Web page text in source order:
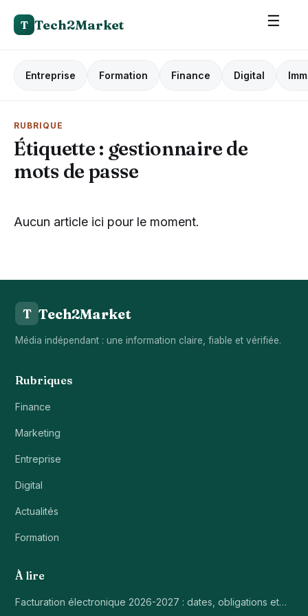
T Tech2Market ☰
Entreprise Formation Finance Digital
RUBRIQUE
Étiquette : gestionnaire de
mots de passe
Aucun article ici pour le moment.
T Tech2Market
Média indépendant : une information claire, fiable et vérifiée.
Rubriques
Finance
Marketing
Entreprise
Digital
Actualités
Formation
À lire
Facturation électronique 2026-2027 : dates, obligations et…